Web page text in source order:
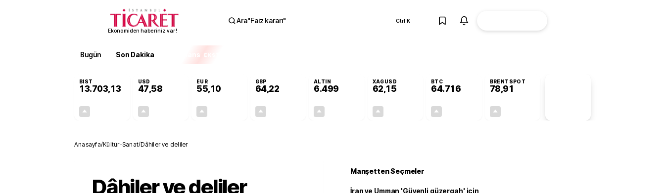
Ekonomiden haberiniz var!
Ara"Faiz kararı" Ctrl K
Bugün Son Dakika Finans EKSTRA
BIST
13.703,13
USD
47,58
EUR
55,10
GBP
64,22
ALTIN
6.499
XAGUSD
62,15
BTC
64.716
BRENTSPOT
78,91
Anasayfa/Kültür-Sanat/Dâhiler ve deliler
Dâhiler ve deliler
Manşetten Seçmeler
İran ve Umman 'Güvenli güzergah' için